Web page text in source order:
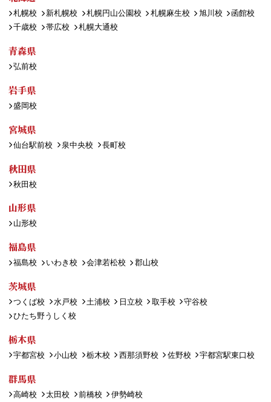
札幌校 新札幌校 札幌円山公園校 札幌麻生校 旭川校
函館校
千歳校
帯広校 札幌大通校
青森県
弘前校
岩手県
盛岡校
宮城県
仙台駅前校 泉中央校 長町校
秋田県
秋田校
山形県
山形校
福島県
福島校 いわき校 会津若松校 郡山校
茨城県
つくば校 水戸校 土浦校 日立校 取手校
守谷校
ひたち野うしく校
栃木県
宇都宮校 小山校 栃木校 西那須野校 佐野校 宇都宮駅東口校
群馬県
高崎校 太田校 前橋校 伊勢崎校